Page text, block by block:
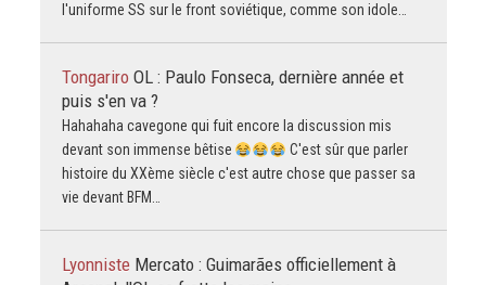
l'uniforme SS sur le front soviétique, comme son idole…
Tongariro OL : Paulo Fonseca, dernière année et
puis s'en va ?
Hahahaha cavegone qui fuit encore la discussion mis
devant son immense bêtise
C'est sûr que parler
histoire du XXème siècle c'est autre chose que passer sa
vie devant BFM…
Lyonniste Mercato : Guimarães officiellement à